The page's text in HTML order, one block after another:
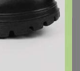
доступна